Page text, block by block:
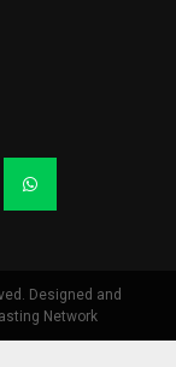
Designed and
Network